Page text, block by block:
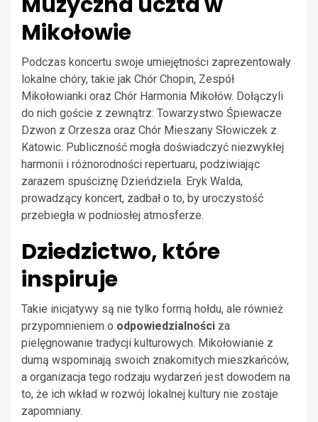
Mikołowie
Podczas koncertu swoje umiejętności zaprezentowały
lokalne chóry, takie jak Chór Chopin, Zespół
Mikołowianki oraz Chór Harmonia Mikołów. Dołączyli
do nich goście z zewnątrz: Towarzystwo Śpiewacze
Dzwon z Orzesza oraz Chór Mieszany Słowiczek z
Katowic. Publiczność mogła doświadczyć niezwykłej
harmonii i różnorodności repertuaru, podziwiając
zarazem spuściznę Dzieńdziela. Eryk Walda,
prowadzący koncert, zadbał o to, by uroczystość
przebiegła w podniosłej atmosferze.
Dziedzictwo, które
inspiruje
Takie inicjatywy są nie tylko formą hołdu, ale również
przypomnieniem o odpowiedzialności za
pielęgnowanie tradycji kulturowych. Mikołowianie z
dumą wspominają swoich znakomitych mieszkańców,
a organizacja tego rodzaju wydarzeń jest dowodem na
to, że ich wkład w rozwój lokalnej kultury nie zostaje
zapomniany.